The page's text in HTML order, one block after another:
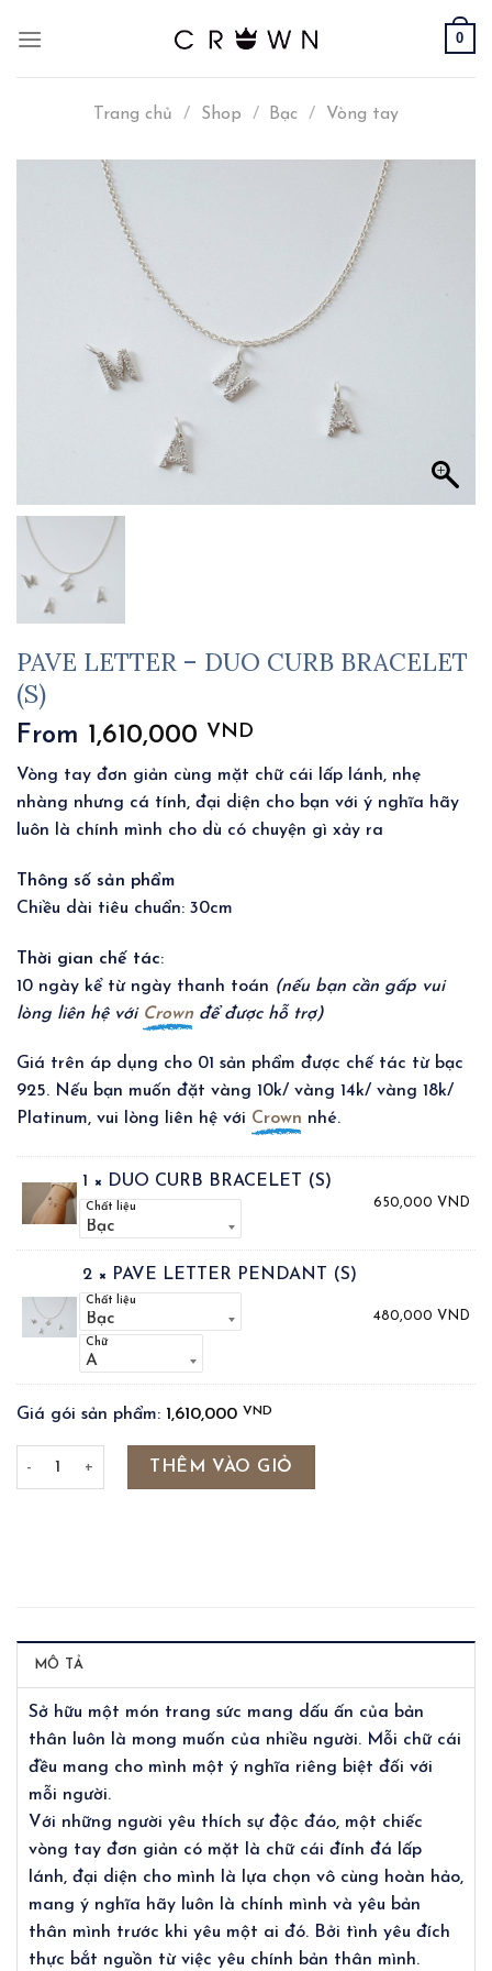
0
Trang chủ / Shop / Bạc / Vòng tay
PAVE LETTER – DUO CURB BRACELET
(S)
From 1,610,000 VND
Vòng tay đơn giản cùng mặt chữ cái lấp lánh, nhẹ
nhàng nhưng cá tính, đại diện cho bạn với ý nghĩa hãy
luôn là chính mình cho dù có chuyện gì xảy ra
Thông số sản phẩm
Chiều dài tiêu chuẩn: 30cm
Thời gian chế tác:
10 ngày kể từ ngày thanh toán (nếu bạn cần gấp vui
lòng liên hệ với Crownđể được hỗ trợ)
Giá trên áp dụng cho 01 sản phẩm được chế tác từ bạc
925. Nếu bạn muốn đặt vàng 10k/ vàng 14k/ vàng 18k/
Platinum, vui lòng liên hệ với Crown nhé.
1 × DUO CURB BRACELET (S)
Chất liệu 650,000 VND
2 × PAVE LETTER PENDANT (S)
Chất liệu
Chữ
480,000 VND
Giá gói sản phẩm: 1,610,000 VND
PAVE LETTER - DUO CURB BRACELET (S) số lượng
THÊM VÀO GIỎ
MÔ TẢ
Sở hữu một món trang sức mang dấu ấn của bản
thân luôn là mong muốn của nhiều người. Mỗi chữ cái
đều mang cho mình một ý nghĩa riêng biệt đối với
mỗi người.
Với những người yêu thích sự độc đáo, một chiếc
vòng tay đơn giản có mặt là chữ cái đính đá lấp
lánh, đại diện cho mình là lựa chọn vô cùng hoàn hảo,
mang ý nghĩa hãy luôn là chính mình và yêu bản
thân mình trước khi yêu một ai đó. Bởi tình yêu đích
thực bắt nguồn từ việc yêu chính bản thân mình.